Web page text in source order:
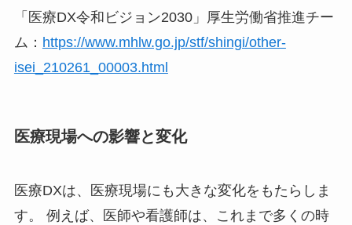
「医療DX令和ビジョン2030」厚生労働省推進チー
ム： https://www.mhlw.go.jp/stf/shingi/other-
isei_210261_00003.html
医療現場への影響と変化
医療DXは、医療現場にも大きな変化をもたらしま
す。 例えば、医師や看護師は、これまで多くの時